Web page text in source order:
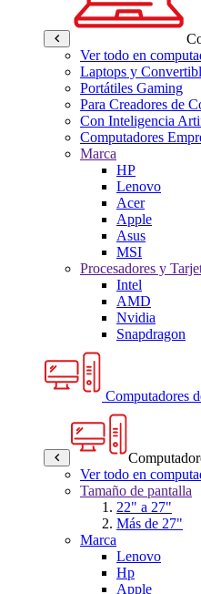
Ver todo en
Laptops y
Portátiles Gaming
Para Creadores de
Con Inteligencia
Computadores
Marca
HP
Lenovo
Acer
Apple
Asus
MSI
Procesadores y
Intel
AMD
Nvidia
Snapdragon
Computadores
Ver todo en
Tamaño de pantalla
22" a 27"
Más de 27"
Marca
Lenovo
Hp
Apple